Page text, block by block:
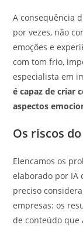
A consequência
por vezes, não
emoções e
com tom frio,
especialista em
é capaz de criar
aspectos
Os riscos
Elencamos os
elaborado por IA
preciso
empresas: os
de conteúdo que